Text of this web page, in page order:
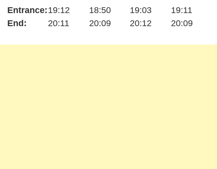
Entrance:
End:
19:12
20:11
18:50
20:09
19:03
20:12
19:11
20:09